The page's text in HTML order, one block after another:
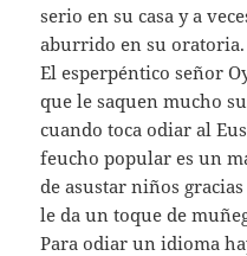
serio en su casa y a
aburrido en su oratoria.
El esperpéntico señor
que le saquen mucho
cuando toca odiar al
feucho popular es un
de asustar niños
le da un toque de
Para odiar un idioma